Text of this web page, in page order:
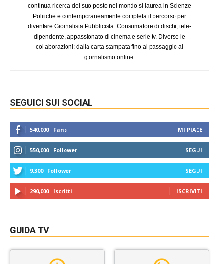
continua ricerca del suo posto nel mondo si laurea in Scienze
Politiche e contemporaneamente completa il percorso per
diventare Giornalista Pubblicista. Consumatore di dischi, tele-
dipendente, appassionato di cinema e serie tv. Diverse le
collaborazioni: dalla carta stampata fino al passaggio al
giornalismo online.
SEGUICI SUI SOCIAL
540,000 Fans MI PIACE
550,000 Follower SEGUI
9,300 Follower SEGUI
290,000 Iscritti ISCRIVITI
GUIDA TV